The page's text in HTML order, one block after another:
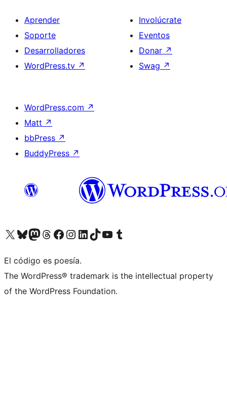
Aprender
Soporte
Desarrolladores
WordPress.tv ↗
Involúcrate
Eventos
Donar ↗
Swag ↗
WordPress.com ↗
Matt ↗
bbPress ↗
BuddyPress ↗
Visita nuestra cuenta de X (anteriormente Twitter)
Visita nuestra cuenta de Bluesky
Visita nuestra cuenta de Mastodon
Visita nuestra cuenta de Threads
Visita nuestra página de Facebook
Visita nuestra cuenta de Instagram
Visita nuestra cuenta de LinkedIn
Visita nuestra cuenta de TikTok
Visita nuestro canal de YouTube
Visita nuestra cuenta de Tumblr
El código es poesía.
The WordPress® trademark is the intellectual property
of the WordPress Foundation.